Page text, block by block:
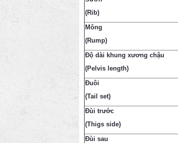
(Rib)
Mông
(Rump)
Độ dài khung xương chậu
(Pelvis length)
Đuôi
(Tail set)
Đùi trước
(Thigs side)
Đùi sau